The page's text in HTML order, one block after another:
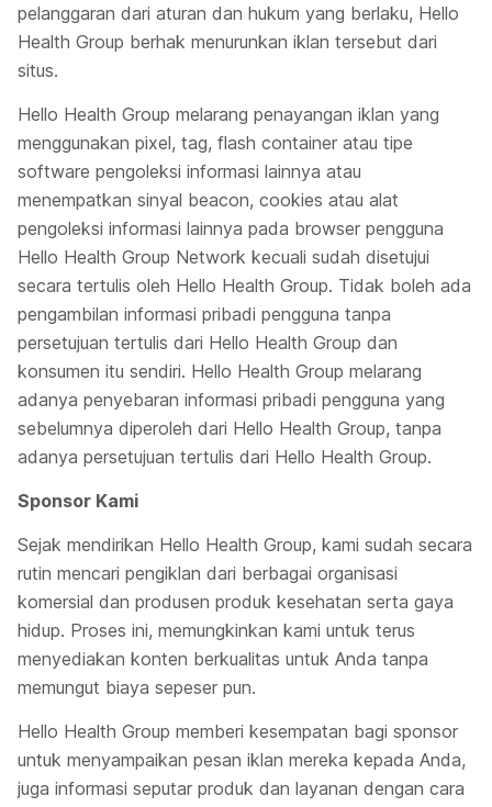
pelanggaran dari aturan dan hukum yang berlaku, Hello
Health Group berhak menurunkan iklan tersebut dari
situs.
Hello Health Group melarang penayangan iklan yang
menggunakan pixel, tag, flash container atau tipe
software pengoleksi informasi lainnya atau
menempatkan sinyal beacon, cookies atau alat
pengoleksi informasi lainnya pada browser pengguna
Hello Health Group Network kecuali sudah disetujui
secara tertulis oleh Hello Health Group. Tidak boleh ada
pengambilan informasi pribadi pengguna tanpa
persetujuan tertulis dari Hello Health Group dan
konsumen itu sendiri. Hello Health Group melarang
adanya penyebaran informasi pribadi pengguna yang
sebelumnya diperoleh dari Hello Health Group, tanpa
adanya persetujuan tertulis dari Hello Health Group.
Sponsor Kami
Sejak mendirikan Hello Health Group, kami sudah secara
rutin mencari pengiklan dari berbagai organisasi
komersial dan produsen produk kesehatan serta gaya
hidup. Proses ini, memungkinkan kami untuk terus
menyediakan konten berkualitas untuk Anda tanpa
memungut biaya sepeser pun.
Hello Health Group memberi kesempatan bagi sponsor
untuk menyampaikan pesan iklan mereka kepada Anda,
juga informasi seputar produk dan layanan dengan cara